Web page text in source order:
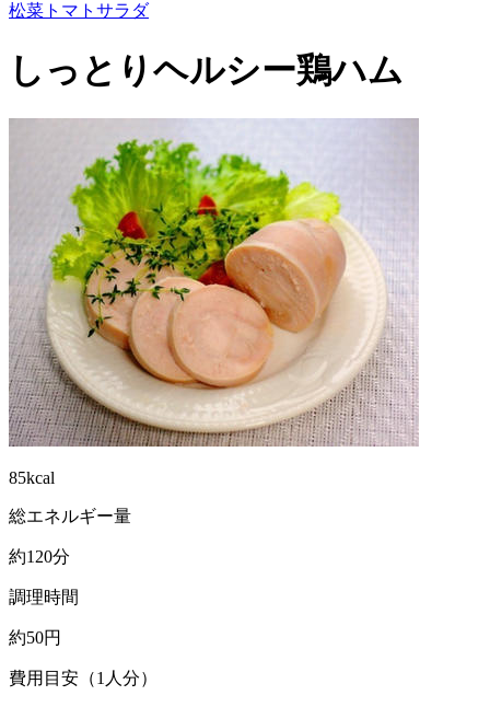
松菜 トマト サラダ
しっとりヘルシー鶏ハム
85kcal
総エネルギー量
約120分
調理時間
約50円
費用目安（1人分）